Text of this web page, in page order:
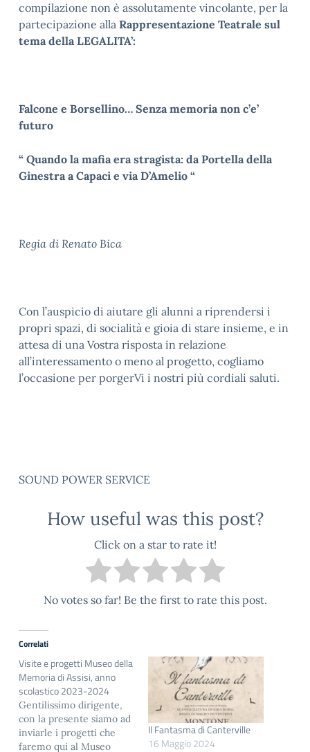
compilazione non è assolutamente vincolante, per la
partecipazione alla Rappresentazione Teatrale sul
tema della LEGALITA’:
Falcone e Borsellino… Senza memoria non c’e’
futuro
“ Quando la mafia era stragista: da Portella della
Ginestra a Capaci e via D’Amelio “
Regia di Renato Bica
Con l’auspicio di aiutare gli alunni a riprendersi i
propri spazi, di socialità e gioia di stare insieme, e in
attesa di una Vostra risposta in relazione
all’interessamento o meno al progetto, cogliamo
l’occasione per porgerVi i nostri più cordiali saluti.
SOUND POWER SERVICE
How useful was this post?
Click on a star to rate it!
No votes so far! Be the first to rate this post.
Correlati
Visite e progetti Museo della
Memoria di Assisi, anno
scolastico 2023-2024
Gentilissimo dirigente,
con la presente siamo ad
inviarle i progetti che
faremo qui al Museo
Il Fantasma di Canterville
16 Maggio 2024